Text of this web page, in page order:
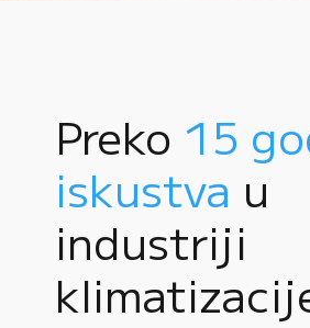
Preko 15
iskustva u
industriji